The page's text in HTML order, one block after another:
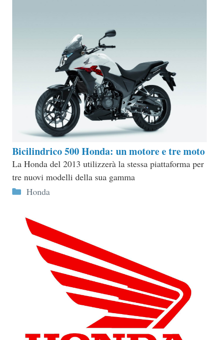
Bicilindrico 500 Honda: un motore e tre moto
La Honda del 2013 utilizzerà la stessa piattaforma per
tre nuovi modelli della sua gamma
Categorie
Honda